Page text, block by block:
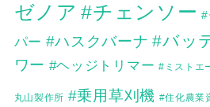
ゼノア #チェンソー #
パー #ハスクバーナ #バッ
ワー #ヘッジトリマー #ミストエ
丸山製作所 #乗用草刈機 #住化農業